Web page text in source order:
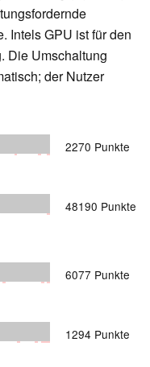
Intels GPU ist für den
Die Umschaltung
der Nutzer
2270 Punkte
48190 Punkte
6077 Punkte
1294 Punkte